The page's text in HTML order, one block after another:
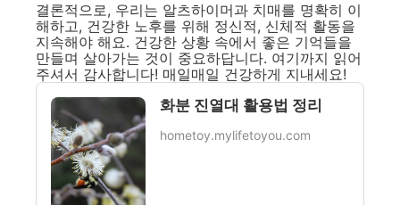
결론적으로, 우리는 알츠하이머과 치매를 명확히 이
해하고, 건강한 노후를 위해 정신적, 신체적 활동을
지속해야 해요. 건강한 상황 속에서 좋은 기억들을
만들며 살아가는 것이 중요하답니다. 여기까지 읽어
주셔서 감사합니다! 매일매일 건강하게 지내세요!
화분 진열대 활용법 정리
hometoy.mylifetoyou.com